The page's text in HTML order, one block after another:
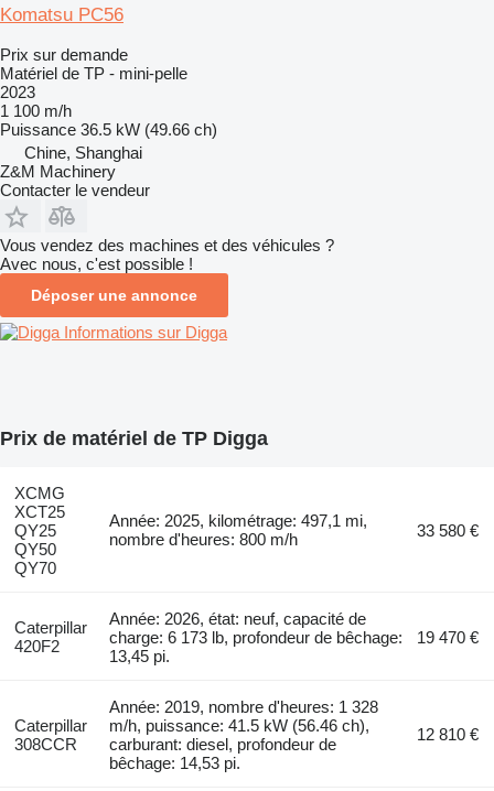
Komatsu PC56
Prix sur demande
Matériel de TP - mini-pelle
2023
1 100 m/h
Puissance 36.5 kW (49.66 ch)
Chine, Shanghai
Z&M Machinery
Contacter le vendeur
Vous vendez des machines et des véhicules ?
Avec nous, c'est possible !
Déposer une annonce
Informations sur Digga
Prix de matériel de TP Digga
XCMG
XCT25
QY25
QY50
QY70
Année: 2025, kilométrage: 497,1 mi,
nombre d'heures: 800 m/h
33 580 €
Caterpillar
420F2
Année: 2026, état: neuf, capacité de
charge: 6 173 lb, profondeur de bêchage:
13,45 pi.
19 470 €
Caterpillar
308CCR
Année: 2019, nombre d'heures: 1 328
m/h, puissance: 41.5 kW (56.46 ch),
carburant: diesel, profondeur de
bêchage: 14,53 pi.
12 810 €